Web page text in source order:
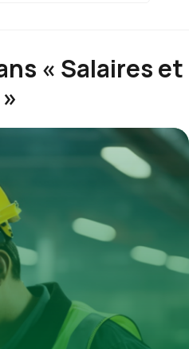
« Salaires et